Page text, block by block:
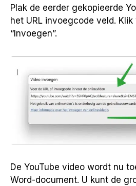
Plak de eerder gekopieerde
het URL invoegcode veld.
“Invoegen”.
De YouTube video wordt nu
Word-document. U kunt de